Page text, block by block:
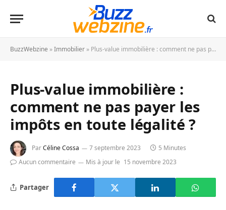
BuzzWebzine »Immobilier » Plus-value immobilière : comment ne pas payer les impôts en toute légalité ?
Plus-value immobilière :
comment ne pas payer les
impôts en toute légalité ?
ParCéline Cossa 7 septembre 2023
5 Minutes
Aucun commentaire
Mis à jour le 15 novembre 2023
Partager